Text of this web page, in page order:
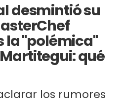
desmintió su
la "polémica"
qué
los rumores